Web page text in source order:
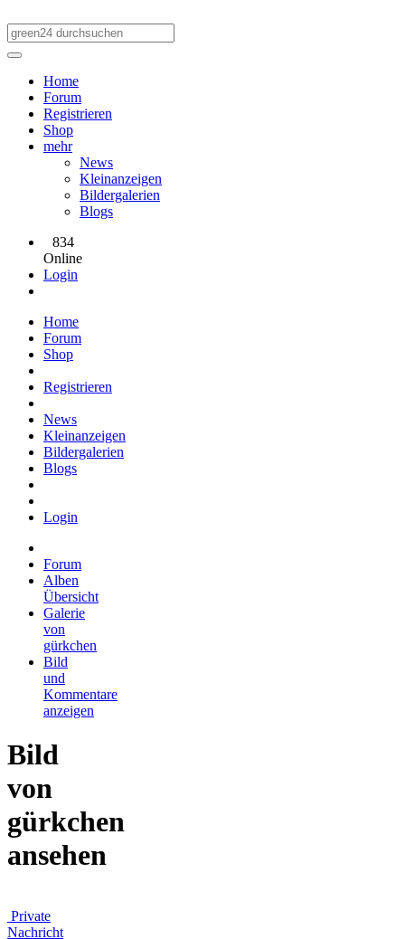
Home
Forum
Registrieren
Shop
mehr
News
Kleinanzeigen
Bildergalerien
Blogs
834
Online
Login
Home
Forum
Shop
Registrieren
News
Kleinanzeigen
Bildergalerien
Blogs
Login
Forum
Alben
Übersicht
Galerie
von
gürkchen
Bild
und
Kommentare
anzeigen
Bild
von
gürkchen
ansehen
Private
Nachricht